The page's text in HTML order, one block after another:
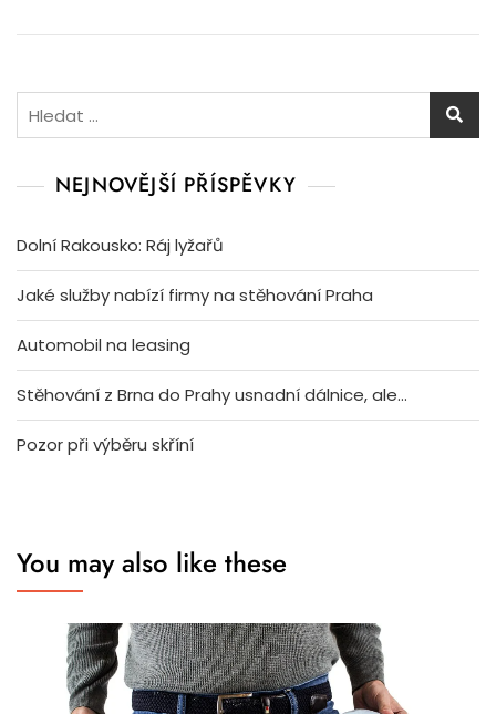
Vyhledávání
NEJNOVĚJŠÍ PŘÍSPĚVKY
Dolní Rakousko: Ráj lyžařů
Jaké služby nabízí firmy na stěhování Praha
Automobil na leasing
Stěhování z Brna do Prahy usnadní dálnice, ale…
Pozor při výběru skříní
You may also like these